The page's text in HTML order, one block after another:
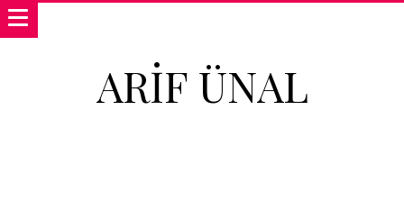
ARIF ÜNAL